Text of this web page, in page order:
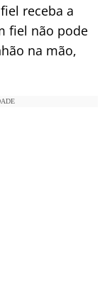
receba a
fiel não pode
na mão,